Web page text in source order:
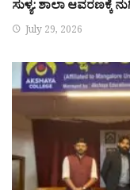
ಸುಳ್ಯ: ಶಾಲಾ ಆವರಣಕ್ಕೆ
July 29, 2026